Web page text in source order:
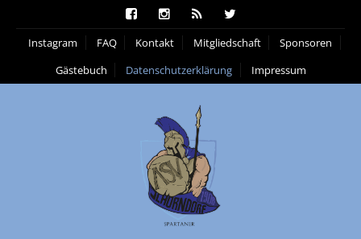
Instagram FAQ Kontakt Mitgliedschaft
Sponsoren
Gästebuch
Datenschutzerklärung Impressum